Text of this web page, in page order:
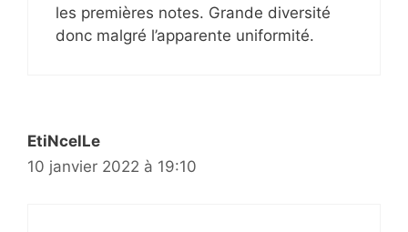
les premières notes. Grande diversité
donc malgré l’apparente uniformité.
EtiNcelLe
10 janvier 2022 à 19:10